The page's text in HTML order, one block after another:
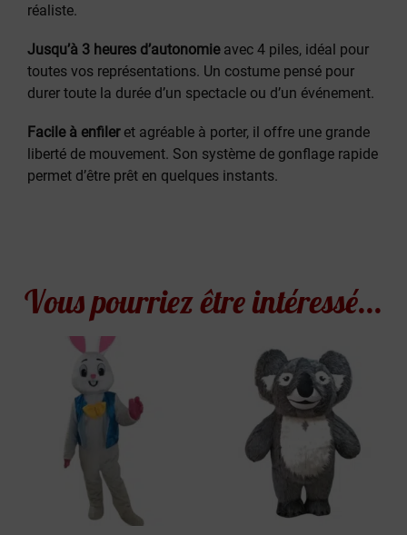
réaliste.
Jusqu’à 3 heures d’autonomieavec 4 piles, idéal pour
toutes vos représentations. Un costume pensé pour
durer toute la durée d’un spectacle ou d’un événement.
Facile à enfileret agréable à porter, il offre une grande
liberté de mouvement. Son système de gonflage rapide
permet d’être prêt en quelques instants.
Vous pourriez être intéressé...